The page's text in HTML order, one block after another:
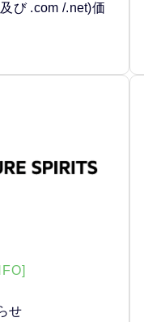
び .com /.net)価
せ